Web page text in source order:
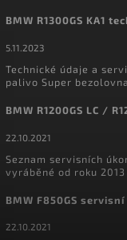
BMW R1300GS KA1
5.11.2023
Technické údaje a
palivo Super
BMW R1200GS LC /
22.10.2021
Seznam servisních
vyráběné od roku
BMW F850GS
22.10.2021